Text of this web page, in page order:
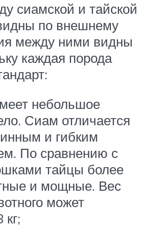
сиамской и тайской
по внешнему
между ними видны
каждая порода
небольшое
Сиам отличается
и гибким
По сравнению с
тайцы более
и мощные. Вес
может